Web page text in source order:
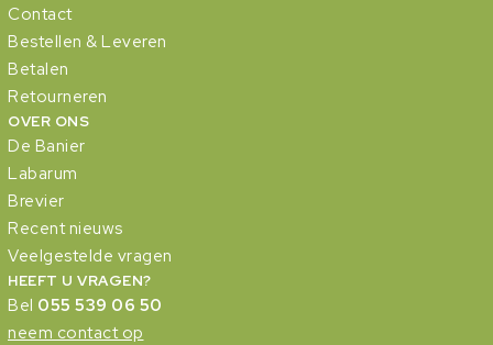
Contact
Bestellen & Leveren
Betalen
Retourneren
OVER ONS
De Banier
Labarum
Brevier
Recent nieuws
Veelgestelde vragen
HEEFT U VRAGEN?
Bel 055 539 06 50
neem contact op